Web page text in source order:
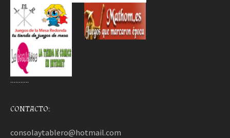
………..
CONTACTO:
consolaytablero@hotmail.com